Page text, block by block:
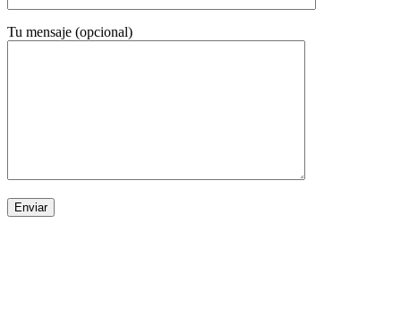
Tu mensaje (opcional)